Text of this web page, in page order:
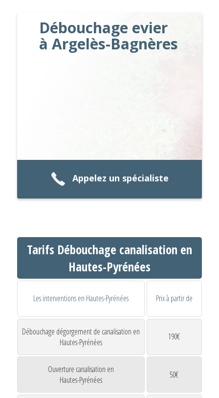
Débouchage evier
à Argelès-Bagnères
Appelez un spécialiste
Tarifs Débouchage canalisation en
Hautes-Pyrénées
Les interventions en Hautes-Pyrénées Prix à partir de
Débouchage dégorgement de canalisation en
Hautes-Pyrénées
190€
Ouverture canalisation en
Hautes-Pyrénées
50€